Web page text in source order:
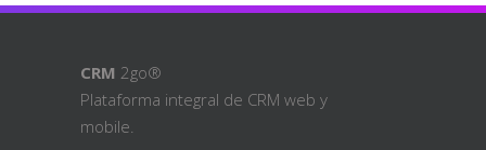
CRM 2go®
Plataforma integral de CRM web y
mobile.